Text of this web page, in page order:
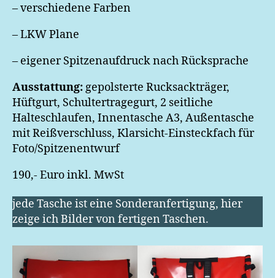
– verschiedene Farben
– LKW Plane
– eigener Spitzenaufdruck nach Rücksprache
Ausstattung:gepolsterte Rucksackträger,
Hüftgurt, Schultertragegurt, 2 seitliche
Halteschlaufen, Innentasche A3, Außentasche
mit Reißverschluss, Klarsicht-Einsteckfach für
Foto/Spitzenentwurf
190,- Euro inkl. MwSt
jede Tasche ist eine Sonderanfertigung, hier
zeige ich Bilder von fertigen Taschen.